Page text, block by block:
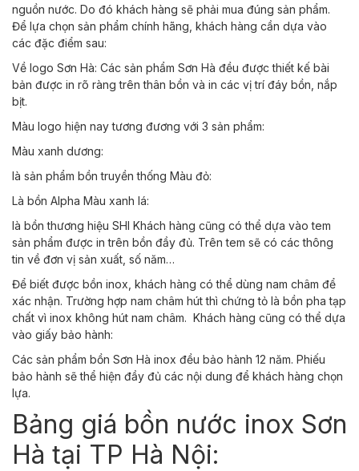
nguồn nước. Do đó khách hàng sẽ phải mua đúng sản phẩm.
Để lựa chọn sản phẩm chính hãng, khách hàng cần dựa vào
các đặc điểm sau:
Về logo Sơn Hà: Các sản phẩm Sơn Hà đều được thiết kế bài
bản được in rõ ràng trên thân bồn và in các vị trí đáy bồn, nắp
bịt.
Màu logo hiện nay tương đương với 3 sản phẩm:
Màu xanh dương:
là sản phẩm bồn truyền thống Màu đỏ:
Là bồn Alpha Màu xanh lá:
là bồn thương hiệu SHI Khách hàng cũng có thể dựa vào tem
sản phẩm được in trên bồn đầy đủ. Trên tem sẽ có các thông
tin về đơn vị sản xuất, số năm…
Để biết được bồn inox, khách hàng có thể dùng nam châm để
xác nhận. Trường hợp nam châm hút thì chứng tỏ là bồn pha tạp
chất vì inox không hút nam châm. Khách hàng cũng có thể dựa
vào giấy bảo hành:
Các sản phẩm bồn Sơn Hà inox đều bảo hành 12 năm. Phiếu
bảo hành sẽ thể hiện đầy đủ các nội dung để khách hàng chọn
lựa.
Bảng giá bồn nước inox Sơn
Hà tại TP Hà Nội: